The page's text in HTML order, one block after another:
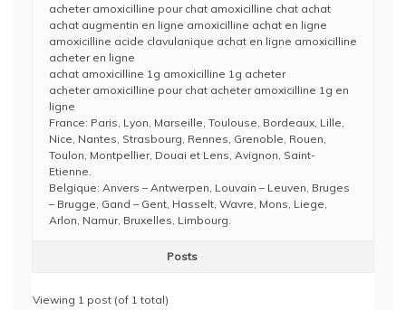
acheter amoxicilline pour chat amoxicilline chat achat
achat augmentin en ligne amoxicilline achat en ligne
amoxicilline acide clavulanique achat en ligne amoxicilline
acheter en ligne
achat amoxicilline 1g amoxicilline 1g acheter
acheter amoxicilline pour chat acheter amoxicilline 1g en
ligne
France: Paris, Lyon, Marseille, Toulouse, Bordeaux, Lille,
Nice, Nantes, Strasbourg, Rennes, Grenoble, Rouen,
Toulon, Montpellier, Douai et Lens, Avignon, Saint-
Etienne.
Belgique: Anvers – Antwerpen, Louvain – Leuven, Bruges
– Brugge, Gand – Gent, Hasselt, Wavre, Mons, Liege,
Arlon, Namur, Bruxelles, Limbourg.
Posts
Viewing 1 post (of 1 total)